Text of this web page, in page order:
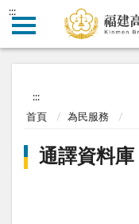
:::
:::
首頁 為民服務
通譯資料庫